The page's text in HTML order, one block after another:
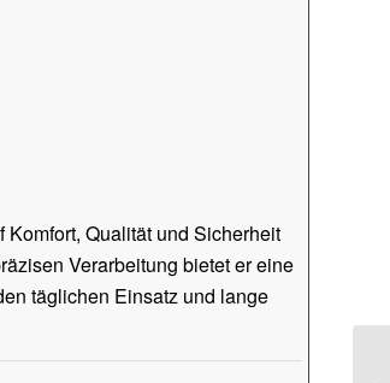
Komfort, Qualität und Sicherheit
Verarbeitung bietet er eine
täglichen Einsatz und lange